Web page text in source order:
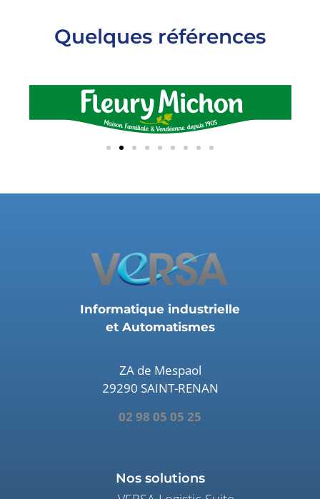
Quelques références
Informatique industrielle
et Automatismes
ZA de Mespaol
29290 SAINT-RENAN
02 98 05 05 25
Nos solutions